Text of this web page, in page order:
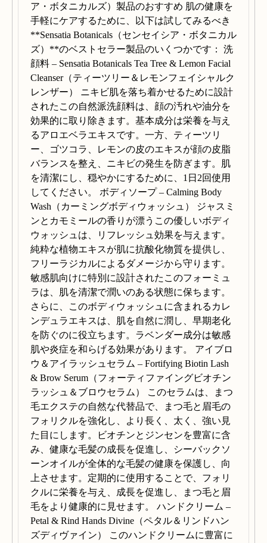
ア・ボタニカルズ）製品のおすすめ 肌の健康を
手軽にケアするために、以下は試してみるべき
**Sensatia Botanicals（センセイシア・ボタニカル
ズ）**のベストセラー製品のいくつかです： 洗
顔料 – Sensatia Botanicals Tea Tree & Lemon Facial
Cleanser（ティーツリー＆レモンフェイシャルク
レンザー） ニキビ肌を落ち着かせるために設計
されたこの自然派洗顔料は、顔の汚れや油分を
効果的に取り除きます。基本成分は栄養を与え
るアロエベラエキスです。一方、ティーツリ
ー、ゴツコラ、レモンの皮のエキスが顔の皮脂
バランスを整え、ニキビの発生を防ぎます。肌
を清潔にし、穏やかにするために、1日2回使用
してください。 ボディソープ – Calming Body
Wash（カーミングボディウォッシュ） ジャスミ
ンとカモミールの香りが漂うこの優しいボディ
ウォッシュは、リフレッシュ効果を与えます。
純粋な植物エキスが肌に抗酸化物質を提供し、
フリーラジカルによるダメージから守ります。
敏感肌向けに特別に設計されたこのフォーミュ
ラは、肌を清潔で潤いのある状態に保ちます。
さらに、このボディウォッシュに含まれるカレ
ンデュラエキスは、肌を自然に潤し、早期老化
を防ぐのに役立ちます。ラベンダー成分は敏感
肌や炎症を和らげる効果があります。 アイブロ
ウ＆アイラッシュセラム – Fortifying Biotin Lash
& Brow Serum（フォーティファイングビオチン
ラッシュ＆ブロウセラム） このセラムは、まつ
毛エクステの自然な代替品で、まつ毛と眉毛の
フォリクルを強化し、より長く、太く、強い見
た目にします。ビオチンとジンセンを豊富に含
み、健康な毛髪の成長を促進し、シーバックソ
ーンオイルが全体的な毛髪の健康を保護し、向
上させます。定期的に使用することで、フォリ
クルに栄養を与え、成長を促進し、まつ毛と眉
毛をより健康的に見せます。 ハンドクリーム –
Petal & Rind Hands Divine（ペタル＆リンドハン
ズディヴァイン） このハンドクリームに豊富に